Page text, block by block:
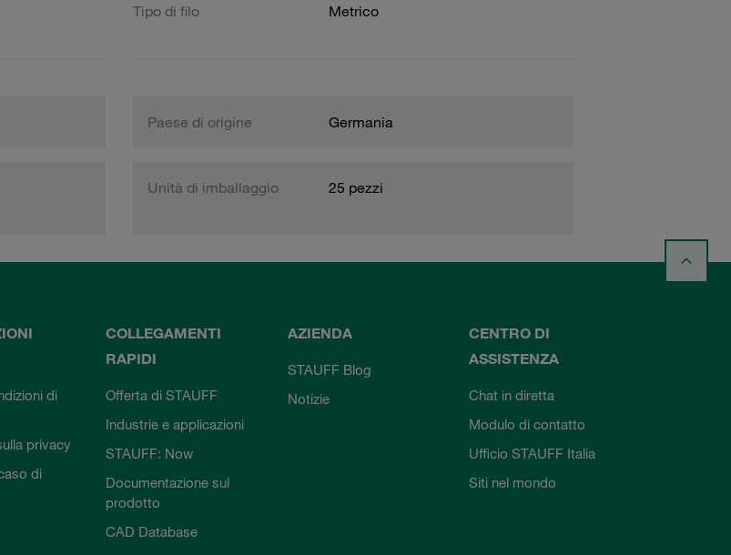
Tipo di filo Metrico
Paese di origine Germania
Unità di imballaggio 25 pezzi
di
privacy
di
COLLEGAMENTI
RAPIDI
Offerta di STAUFF
Industrie e applicazioni
STAUFF: Now
Documentazione sul
prodotto
CAD Database
AZIENDA
STAUFF Blog
Notizie
CENTRO DI
ASSISTENZA
Chat in diretta
Modulo di contatto
Ufficio STAUFF Italia
Siti nel mondo